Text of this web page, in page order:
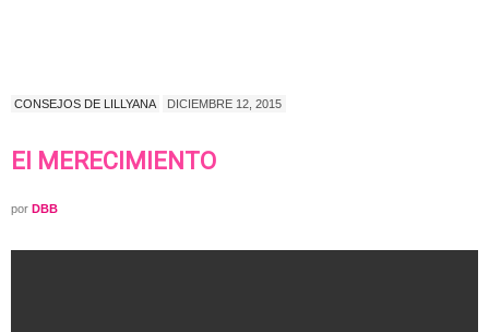
CONSEJOS DE LILLYANA DICIEMBRE 12, 2015
El MERECIMIENTO
por DBB